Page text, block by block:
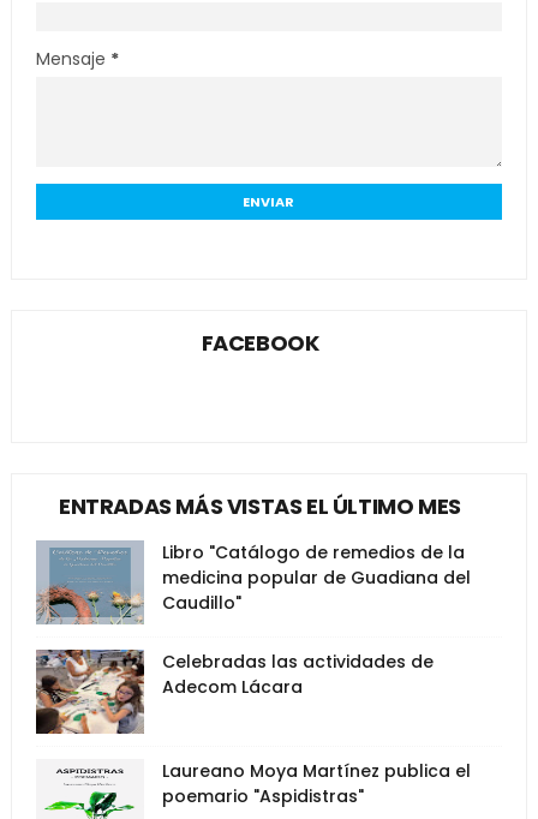
Mensaje *
FACEBOOK
ENTRADAS MÁS VISTAS EL ÚLTIMO MES
Libro "Catálogo de remedios de la
medicina popular de Guadiana del
Caudillo"
Celebradas las actividades de
Adecom Lácara
Laureano Moya Martínez publica el
poemario "Aspidistras"